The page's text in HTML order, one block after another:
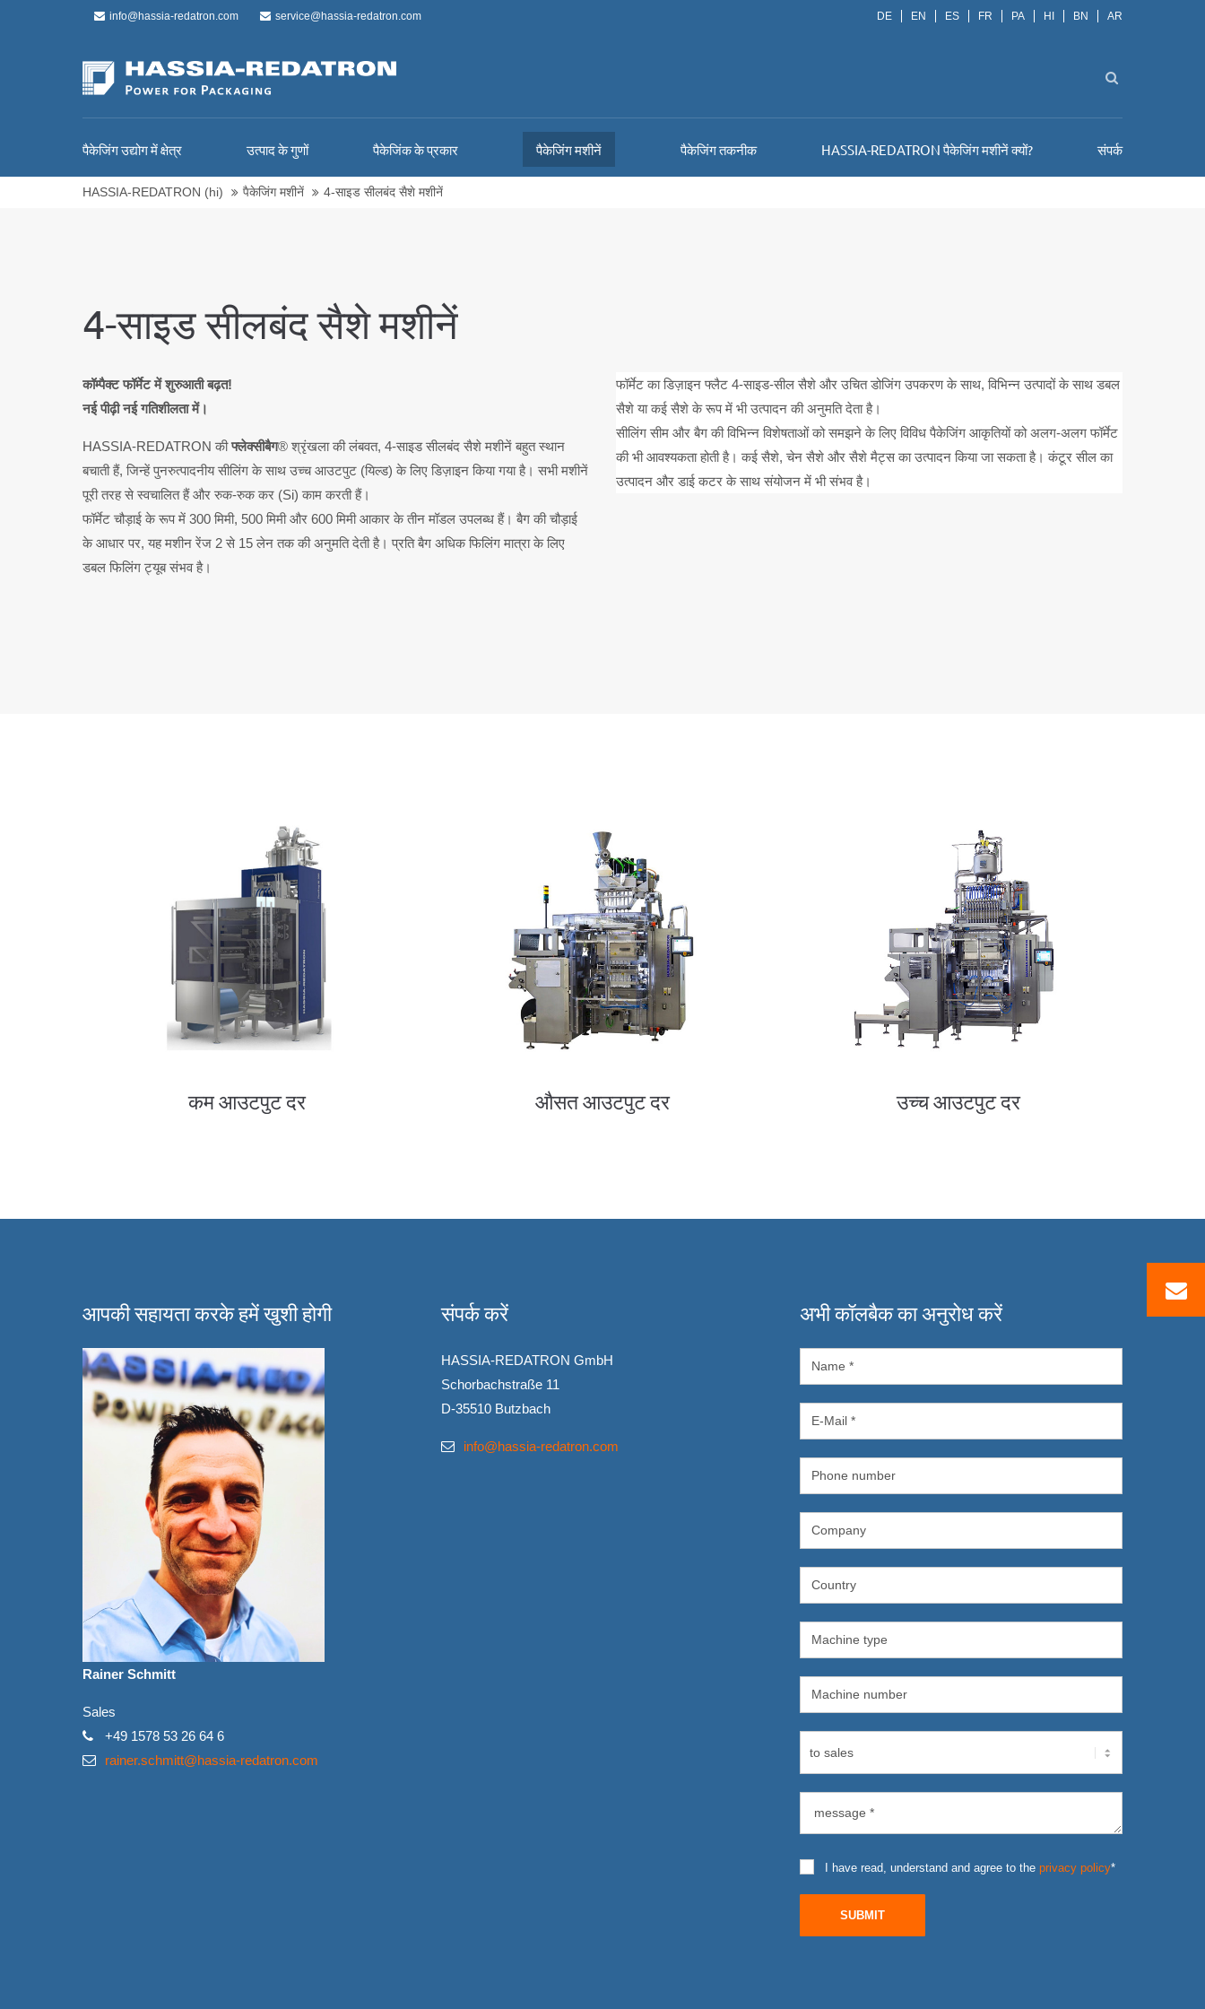
info@hassia-redatron.com service@hassia-redatron.com DE EN ES FR PA HI BN AR
पैकेजिंग उद्योग में क्षेत्र उत्पाद के गुणों पैकेजिंक के प्रकार पैकेजिंग मशीनें पैकेजिंग तकनीक HASSIA-REDATRON पैकेजिंग मशीनें क्यों? संपर्क
HASSIA-REDATRON (hi) पैकेजिंग मशीनें 4-साइड सीलबंद सैशे मशीनें
4-साइड सीलबंद सैशे मशीनें
कॉम्पैक्ट फॉर्मेट में शुरुआती बढ़त!
नई पीढ़ी नई गतिशीलता में।
HASSIA-REDATRON कीफ्लेक्सीबैग® श्रृंखला की लंबवत, 4-साइड सीलबंद सैशे मशीनें बहुत स्थान
बचाती हैं, जिन्हें पुनरुत्पादनीय सीलिंग के साथ उच्च आउटपुट (यिल्ड) के लिए डिज़ाइन किया गया है। सभी मशीनें
पूरी तरह से स्वचालित हैं और रुक-रुक कर (Si) काम करती हैं।
फॉर्मेट चौड़ाई के रूप में 300 मिमी, 500 मिमी और 600 मिमी आकार के तीन मॉडल उपलब्ध हैं। बैग की चौड़ाई
के आधार पर, यह मशीन रेंज 2 से 15 लेन तक की अनुमति देती है। प्रति बैग अधिक फिलिंग मात्रा के लिए
डबल फिलिंग ट्यूब संभव है।
फॉर्मेट का डिज़ाइन फ्लैट 4-साइड-सील सैशे और उचित डोजिंग उपकरण के साथ, विभिन्न उत्पादों के साथ डबल
सैशे या कई सैशे के रूप में भी उत्पादन की अनुमति देता है।
सीलिंग सीम और बैग की विभिन्न विशेषताओं को समझने के लिए विविध पैकेजिंग आकृतियों को अलग-अलग फॉर्मेट
की भी आवश्यकता होती है। कई सैशे, चेन सैशे और सैशे मैट्स का उत्पादन किया जा सकता है। कंटूर सील का
उत्पादन और डाई कटर के साथ संयोजन में भी संभव है।
कम आउटपुट दर औसत आउटपुट दर उच्च आउटपुट दर
आपकी सहायता करके हमें खुशी होगी
Rainer Schmitt
Sales
+49 1578 53 26 64 6
rainer.schmitt@hassia-redatron.com
संपर्क करें
HASSIA-REDATRON GmbH
Schorbachstraße 11
D-35510 Butzbach
info@hassia-redatron.com
अभी कॉलबैक का अनुरोध करें
I have read, understand and agree to the privacy policy*
SUBMIT